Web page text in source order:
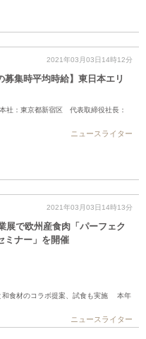
2021年03月03日14時12分
募集時平均時給】東日本エリ
社：東京都新宿区 代表取締役社長：
ニュースライター
2021年03月03日14時13分
展で欧州産食肉「パーフェク
ミナー」を開催
和食材のコラボ提案、試食も実施 本年
ニュースライター